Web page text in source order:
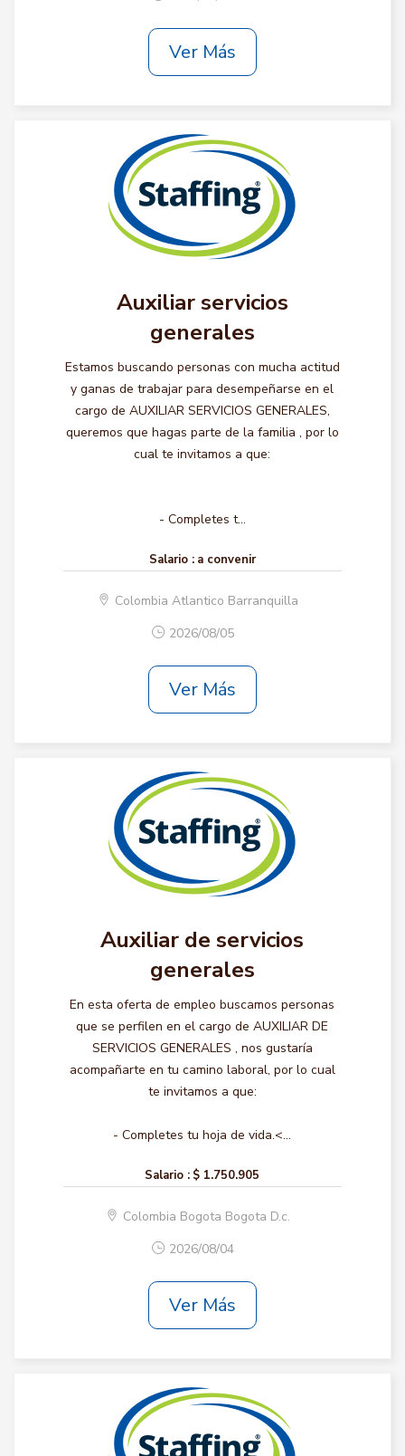
Ver Más
Auxiliar servicios
generales
Estamos buscando personas con mucha actitud
y ganas de trabajar para desempeñarse en el
cargo de AUXILIAR SERVICIOS GENERALES,
queremos que hagas parte de la familia , por lo
cual te invitamos a que:
- Completes t...
Salario : a convenir
Colombia Atlantico Barranquilla
2026/08/05
Ver Más
Auxiliar de servicios
generales
En esta oferta de empleo buscamos personas
que se perfilen en el cargo de AUXILIAR DE
SERVICIOS GENERALES , nos gustaría
acompañarte en tu camino laboral, por lo cual
te invitamos a que:
- Completes tu hoja de vida.<...
Salario : $ 1.750.905
Colombia Bogota Bogota D.c.
2026/08/04
Ver Más